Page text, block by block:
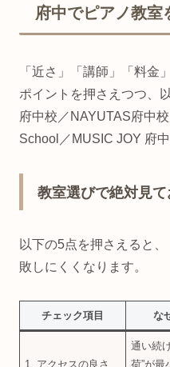
府中でピアノ教室
「近さ」「講師」「料金
ポイントを押さえつつ、
府中校／NAYUTAS府中
School／MUSIC JOY 府
教室選びで絶対見
以下の5点を押さえると
敗しにくくなります。
チェック項目 な
1. アクセスの良さ
通い続
荷”が最